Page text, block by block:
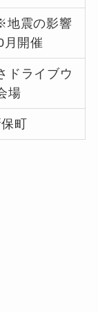
地震の影響
月開催
ドライブウ
場
町